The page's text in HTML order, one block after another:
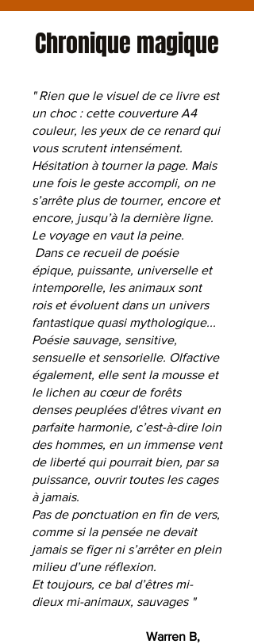
Chronique magique
" Rien que le visuel de ce livre est
un choc : cette couverture A4
couleur, les yeux de ce renard qui
vous scrutent intensément.
Hésitation à tourner la page. Mais
une fois le geste accompli, on ne
s’arrête plus de tourner, encore et
encore, jusqu’à la dernière ligne.
Le voyage en vaut la peine.
Dans ce recueil de poésie
épique, puissante, universelle et
intemporelle, les animaux sont
rois et évoluent dans un univers
fantastique quasi mythologique...
Poésie sauvage, sensitive,
sensuelle et sensorielle. Olfactive
également, elle sent la mousse et
le lichen au cœur de forêts
denses peuplées d'êtres vivant en
parfaite harmonie, c’est-à-dire loin
des hommes, en un immense vent
de liberté qui pourrait bien, par sa
puissance, ouvrir toutes les cages
à jamais.
Pas de ponctuation en fin de vers,
comme si la pensée ne devait
jamais se figer ni s’arrêter en plein
milieu d’une réflexion.
Et toujours, ce bal d’êtres mi-
dieux mi-animaux, sauvages "
Warren B,